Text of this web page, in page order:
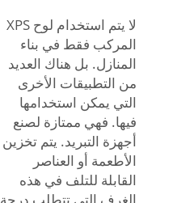
لا يتم استخدام لوح XPS
المركب فقط في بناء
المنازل. بل هناك العديد
من التطبيقات الأخرى
التي يمكن استخدامها
فيها. فهي ممتازة لصنع
أجهزة التبريد. يتم تخزين
الأطعمة أو العناصر
القابلة للتلف في هذه